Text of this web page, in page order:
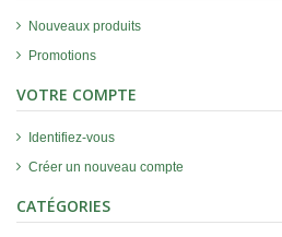
Nouveaux produits
Promotions
VOTRE COMPTE
Identifiez-vous
Créer un nouveau compte
CATÉGORIES